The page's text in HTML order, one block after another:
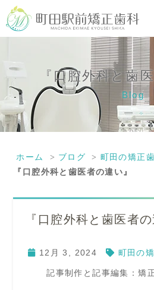
『口腔外科と歯医者の違い』｜町田の
矯正歯科専門の歯科医院｜土日診療-町
田駅前矯正歯科
『口腔外科と歯
Blog
ホーム ブログ
町田の矯正
『口腔外科と歯医者の違い』
『口腔外科と歯医者の
12月 3, 2024 町田の
記事制作と記事編集：矯